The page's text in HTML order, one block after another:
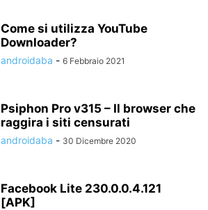
Come si utilizza YouTube
Downloader?
androidaba - 6 Febbraio 2021
Psiphon Pro v315 – Il browser che
raggira i siti censurati
androidaba - 30 Dicembre 2020
Facebook Lite 230.0.0.4.121
[APK]